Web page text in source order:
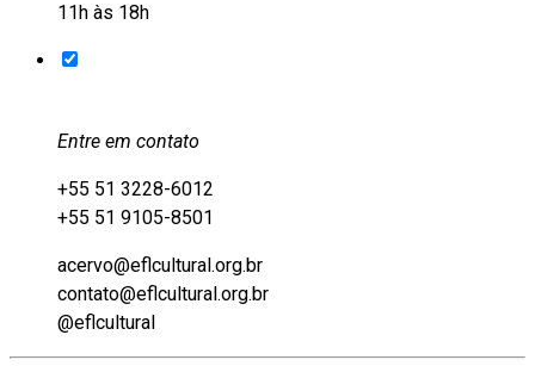
11h às 18h
Entre em contato
+55 51 3228-6012
+55 51 9105-8501
acervo@eflcultural.org.br
contato@eflcultural.org.br
@eflcultural